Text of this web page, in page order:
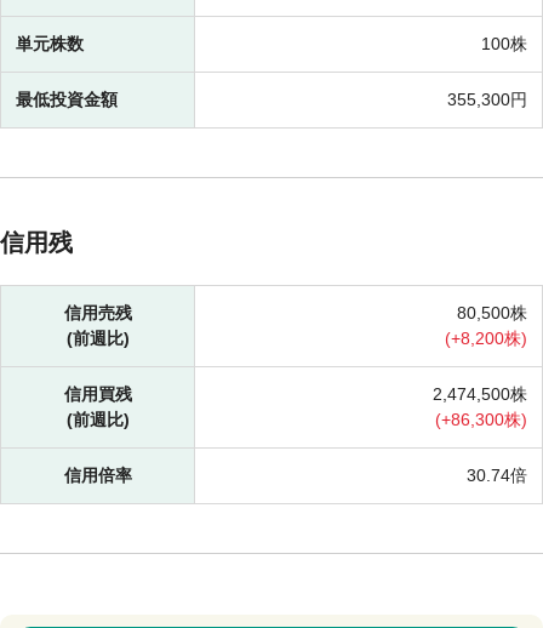
単元株数 100株
最低投資金額 355,300円
信用残
信用売残
(前週比)
80,500株
(+8,200株)
信用買残
(前週比)
2,474,500株
(+86,300株)
信用倍率 30.74倍